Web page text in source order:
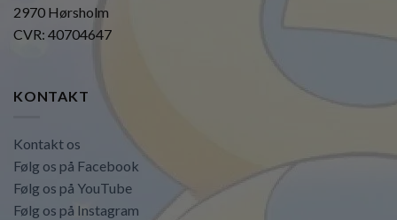
2970 Hørsholm
CVR: 40704647
KONTAKT
Kontakt os
Følg os på Facebook
Følg os på YouTube
Følg os på Instagram